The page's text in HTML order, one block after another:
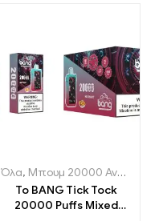
,Μονής χρήσης ηλεκτρονικά
Όλα, Μπουμ 20000 Αναπνοές
Το BANG Tick Tock
20000 Puffs Mixed